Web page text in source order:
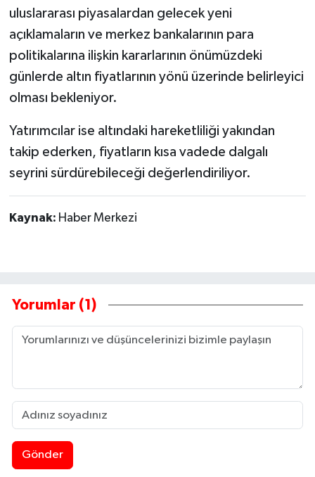
uluslararası piyasalardan gelecek yeni
açıklamaların ve merkez bankalarının para
politikalarına ilişkin kararlarının önümüzdeki
günlerde altın fiyatlarının yönü üzerinde belirleyici
olması bekleniyor.
Yatırımcılar ise altındaki hareketliliği yakından
takip ederken, fiyatların kısa vadede dalgalı
seyrini sürdürebileceği değerlendiriliyor.
Kaynak: Haber Merkezi
Yorumlar (1)
Gönder